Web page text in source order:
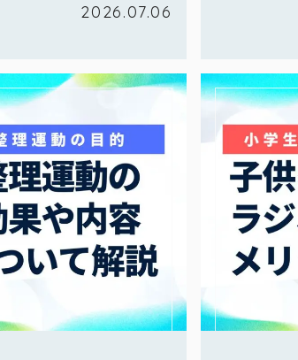
2026.07.06